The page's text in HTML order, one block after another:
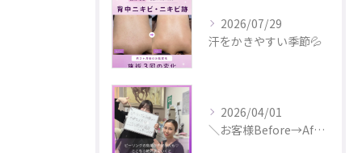
2026/07/29
汗をかきやすい季節💦
2026/04/01
＼お客様Before→After✨／